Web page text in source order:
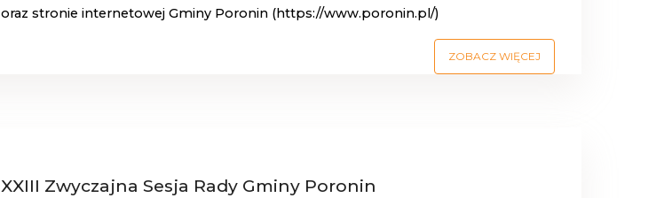
oraz stronie internetowej Gminy Poronin (https://www.poronin.pl/)
ZOBACZ WIĘCEJ
XXIII Zwyczajna Sesja Rady Gminy Poronin